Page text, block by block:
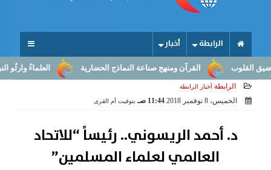
الرابطة أخبار
العلماءُ وارثُو النبوّة: من بلاغ القرآن ومنهج صناعة النماذج الحضارية
الرابطة أخبار الرابطة
الخميس، 8 نوفمبر 2018 11:44 صـ بتوقيت أم القرى
د. أحمد الريسوني.. رئيساً “للاتحاد
العالمي لعلماء المسلمين”